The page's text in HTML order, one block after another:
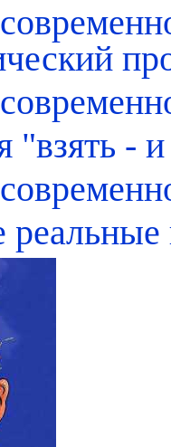
"взять -